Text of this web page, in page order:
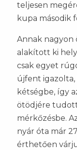
teljesen
kupa második
Annak nagyon
alakított ki
csak egyet
újfent igazolta,
kétségbe, így
ötödjére tudott
mérkőzésbe.
nyár óta már
érthetően